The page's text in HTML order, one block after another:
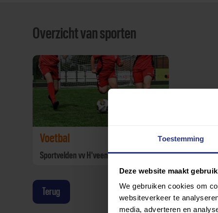
Toestemming
Deze website maakt
We gebruiken cookies om
websiteverkeer te
media, adverteren en
Overzicht van sporten
Voetbal
Sportvelden vv H'veense Boys
Terug